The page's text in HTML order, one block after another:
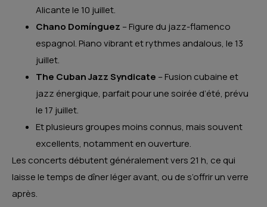
Alicante le 10 juillet.
Chano Domínguez – Figure du jazz-flamenco
espagnol. Piano vibrant et rythmes andalous, le 13
juillet.
The Cuban Jazz Syndicate – Fusion cubaine et
jazz énergique, parfait pour une soirée d’été, prévu
le 17 juillet.
Et plusieurs groupes moins connus, mais souvent
excellents, notamment en ouverture.
Les concerts débutent généralement vers 21 h, ce qui
laisse le temps de dîner léger avant, ou de s’offrir un verre
après.